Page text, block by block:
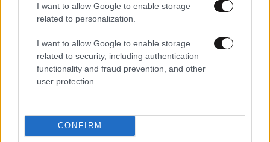
I want to allow Google to enable storage
related to personalization.
I want to allow Google to enable storage
related to security, including authentication
functionality and fraud prevention, and other
user protection.
CONFIRM
Οι 5 ασκήσεις που πρέπει να κάνετε για μια ζωή
ιδανικό πρόγραμμα καθώς μεγαλώνετε